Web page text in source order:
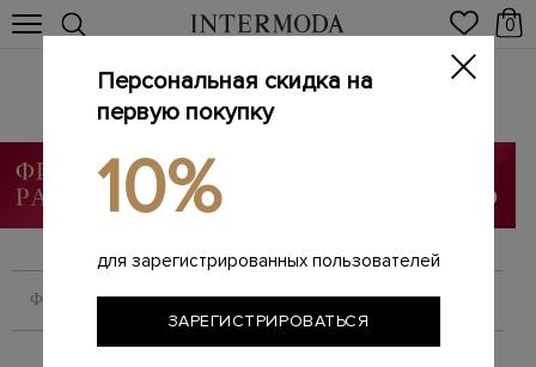
0
Новинки
Главная / Женщинам
ФИЛЬТРОВАТЬ СОРТИРОВАТЬ
Персональная скидка на
первую покупку
10%
для зарегистрированных пользователей
ЗАРЕГИСТРИРОВАТЬСЯ